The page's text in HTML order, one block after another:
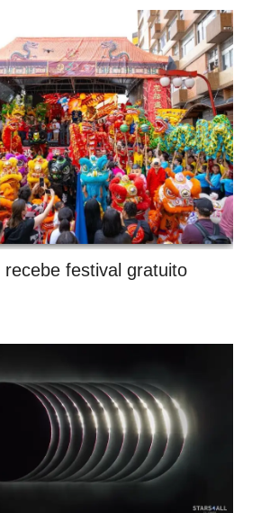
recebe festival gratuito